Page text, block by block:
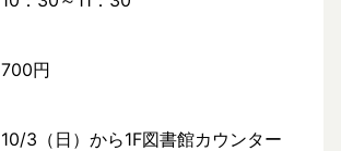
700円
10/3（日）から1F図書館カウンター